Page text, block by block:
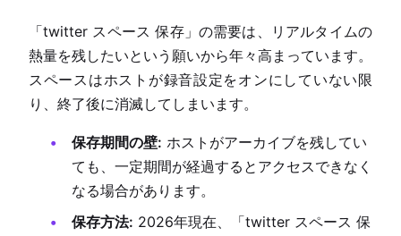
「twitter スペース 保存」の需要は、リアルタイムの
熱量を残したいという願いから年々高まっています。
スペースはホストが録音設定をオンにしていない限
り、終了後に消滅してしまいます。
保存期間の壁: ホストがアーカイブを残してい
ても、一定期間が経過するとアクセスできなく
なる場合があります。
保存方法: 2026年現在、「twitter スペース 保